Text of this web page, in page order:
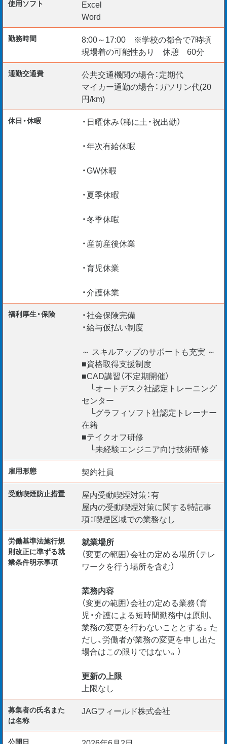
【応募条件】
・60歳以上
（シニア層の雇用促進の為／省令3号ニ）
・実務経験のある方
リモート面談 随時実施中◎
使用ソフト
Excel
Word
勤務時間
8:00～17:00 ※学校の都合で7時頃
現場着の可能性あり 休憩 60分
通勤交通費
公共交通機関の場合：定期代
マイカー通勤の場合：ガソリン代(20
円/km)
休日・休暇
・日曜休み（稀に土・祝出勤）
・年次有給休暇
・GW休暇
・夏季休暇
・冬季休暇
・産前産後休業
・育児休業
・介護休業
福利厚生・保険
・社会保険完備
・給与仮払い制度
～ スキルアップのサポートも充実 ～
■資格取得支援制度
■CAD講習（不定期開催）
└オートデスク社認定トレーニング
センター
└グラフィソフト社認定トレーナー
在籍
■テイクオフ研修
└未経験エンジニア向け技術研修
雇用形態 契約社員
受動喫煙防⽌措置
屋内受動喫煙対策：有
屋内の受動喫煙対策に関する特記事
項：喫煙区域での業務なし
労働基準法施行規
則改正に準ずる就
業条件明示事項
就業場所
（変更の範囲）会社の定める場所（テレ
ワークを行う場所を含む）
業務内容
（変更の範囲）会社の定める業務（育
児・介護による短時間勤務中は原則、
業務の変更を行わないこととする。た
だし、労働者が業務の変更を申し出た
場合はこの限りではない。）
更新の上限
上限なし
募集者の氏名また
は名称
JAGフィールド株式会社
公開日